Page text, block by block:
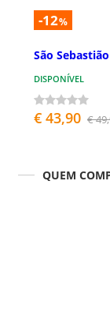
-12%
São
DISPONÍVEL
€ 43,90 €
QUEM